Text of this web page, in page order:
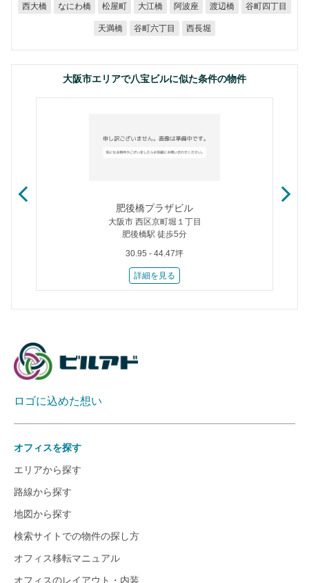
西大橋 なにわ橋 松屋町 大江橋 阿波座 渡辺橋 谷町四丁目
天満橋 谷町六丁目 西長堀
大阪市エリアで八宝ビルに似た条件の物件
肥後橋プラザビル
大阪市 西区京町堀１丁目
肥後橋駅 徒歩5分
30.95 - 44.47坪
詳細を見る
ロゴに込めた想い
オフィスを探す
エリアから探す
路線から探す
地図から探す
検索サイトでの物件の探し方
オフィス移転マニュアル
オフィスのレイアウト・内装